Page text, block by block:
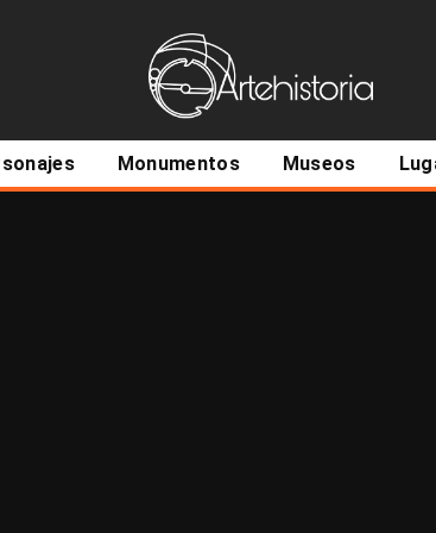
Monumentos Museos